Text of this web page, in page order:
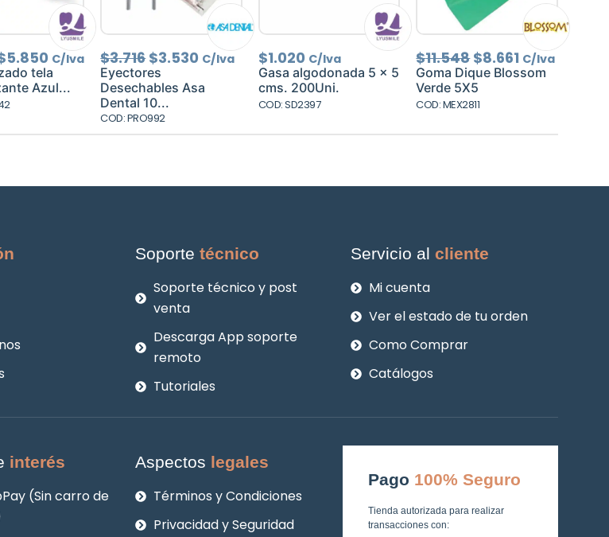
5.850El
precio
actual
$5.850.
C/Iva
tela
Azul...
$3.716El
precio
original
era:
$3.716.
$3.530 El
precio
actual
es:
C/Iva
Eyectores
Desechables Asa
Dental 10...
COD: PRO992
$1.020 C/Iva
Gasa algodonada 5 x 5
cms. 200Uni.
COD: SD2397
$11.548El
precio
original
era:
$11.548.
$8.661 El
precio
C/Iva
Goma Dique Blossom
Verde 5X5
COD: MEX2811
Soportetécnico
Soporte técnico y post
venta
Descarga App soporte
remoto
Tutoriales
Servicio alcliente
Mi cuenta
Ver el estado de tu orden
Como Comprar
Catálogos
interés
(Sin carro de
Aspectos legales
Términos y Condiciones
Privacidad y Seguridad
Pago 100% Seguro
Tienda autorizada para realizar
transacciones con: